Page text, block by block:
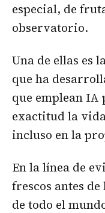
especial, de
observatorio.
Una de ellas es
que ha
que emplean
exactitud la
incluso en la
En la línea de
frescos antes
de todo el